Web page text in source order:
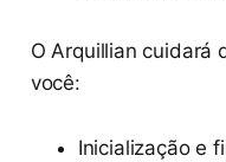
O Arquillian cuidará
você:
Inicialização e